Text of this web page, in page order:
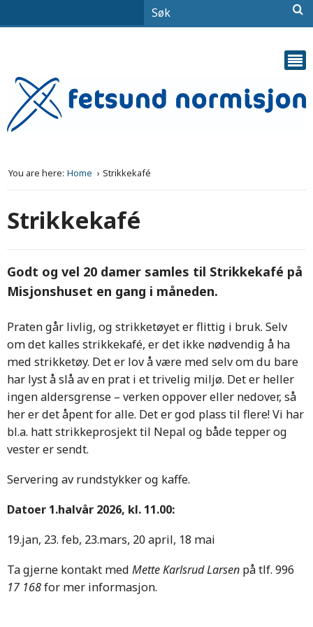
You are here: Home Strikkekafé
Strikkekafé
Godt og vel 20 damer samles til Strikkekafé på
Misjonshuset en gang i måneden.
Praten går livlig, og strikketøyet er flittig i bruk. Selv
om det kalles strikkekafé, er det ikke nødvendig å ha
med strikketøy. Det er lov å være med selv om du bare
har lyst å slå av en prat i et trivelig miljø. Det er heller
ingen aldersgrense – verken oppover eller nedover, så
her er det åpent for alle. Det er god plass til flere! Vi har
bl.a. hatt strikkeprosjekt til Nepal og både tepper og
vester er sendt.
Servering av rundstykker og kaffe.
Datoer 1.halvår 2026, kl. 11.00:
19.jan, 23. feb, 23.mars, 20 april, 18 mai
Ta gjerne kontakt med Mette Karlsrud Larsen på tlf. 996
17 168for mer informasjon.